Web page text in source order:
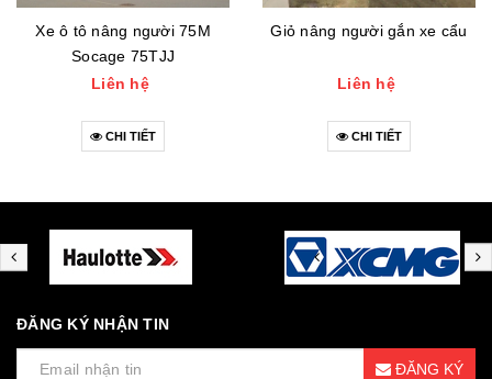
Xe ô tô nâng người 75M
Socage 75TJJ
Liên hệ
CHI TIẾT
Giỏ nâng người gắn xe cẩu
Liên hệ
CHI TIẾT
ĐĂNG KÝ NHẬN TIN
ĐĂNG KÝ